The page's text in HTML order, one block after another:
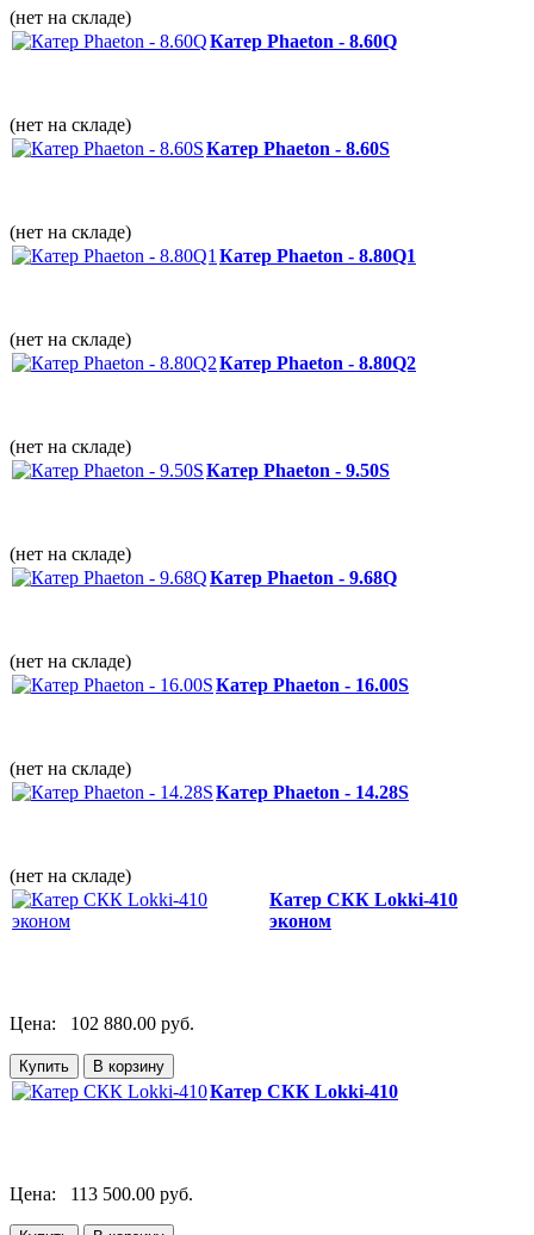
(нет на складе)
Катер Phaeton - 8.60Q
(нет на складе)
Катер Phaeton - 8.60S
(нет на складе)
Катер Phaeton - 8.80Q1
(нет на складе)
Катер Phaeton - 8.80Q2
(нет на складе)
Катер Phaeton - 9.50S
(нет на складе)
Катер Phaeton - 9.68Q
(нет на складе)
Катер Phaeton - 16.00S
(нет на складе)
Катер Phaeton - 14.28S
(нет на складе)
Катер СКК Lokki-410
эконом
Цена: 102 880.00 руб.
Катер СКК Lokki-410
Цена: 113 500.00 руб.